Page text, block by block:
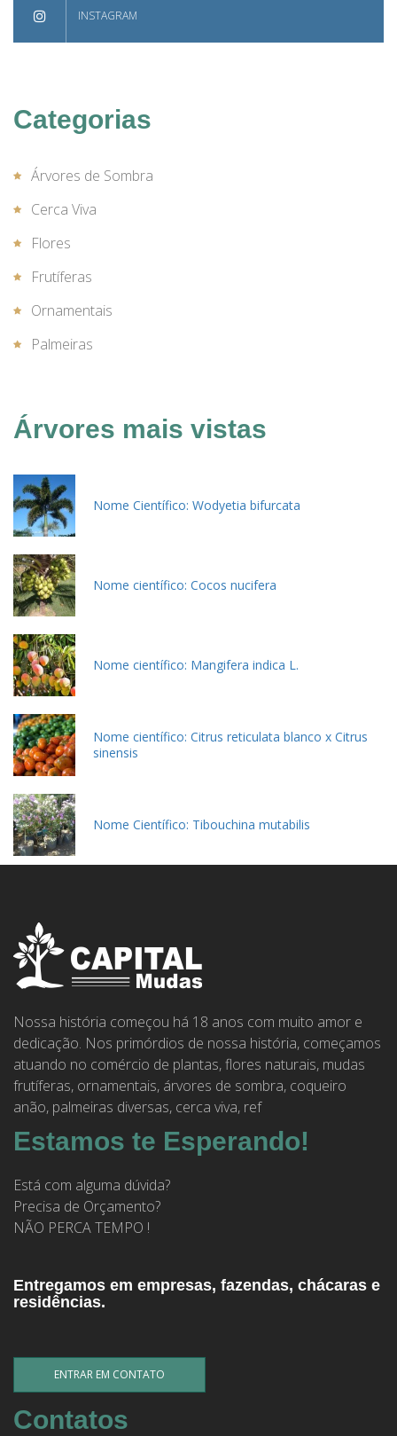
INSTAGRAM
Categorias
Árvores de Sombra
Cerca Viva
Flores
Frutíferas
Ornamentais
Palmeiras
Árvores mais vistas
Nome Científico: Wodyetia bifurcata
Nome científico: Cocos nucifera
Nome científico: Mangifera indica L.
Nome científico: Citrus reticulata blanco x Citrus
sinensis
Nome Científico: Tibouchina mutabilis
Nossa história começou há 18 anos com muito amor e
dedicação. Nos primórdios de nossa história, começamos
atuando no comércio de plantas, flores naturais, mudas
frutíferas, ornamentais, árvores de sombra, coqueiro
anão, palmeiras diversas, cerca viva, ref
Estamos te Esperando!
Está com alguma dúvida?
Precisa de Orçamento?
NÃO PERCA TEMPO !
Entregamos em empresas, fazendas, chácaras e
residências.
ENTRAR EM CONTATO
Contatos